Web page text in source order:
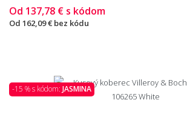
Od 137,78 € s kódom
Od 162,09 € bez kódu
-15 % s kódom: JASMINA